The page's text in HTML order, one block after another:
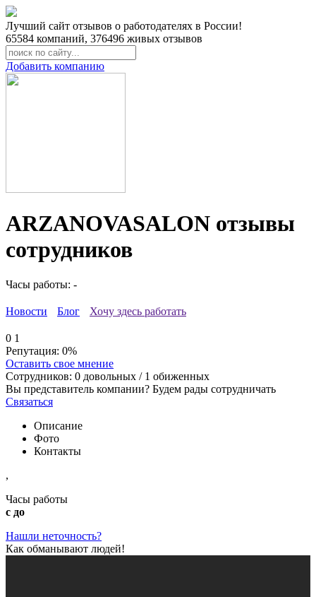
Лучший сайт отзывов о работодателях в России!
65584 компаний, 376496 живых отзывов
Добавить компанию
ARZANOVASALON отзывы
сотрудников
Часы работы: -
Новости Блог Хочу здесь работать
0 1
Репутация: 0%
Оставить свое мнение
Сотрудников: 0 довольных / 1 обиженных
Вы представитель компании? Будем рады сотрудничать
Связаться
Описание
Фото
Контакты
,
Часы работы
с до
Нашли неточность?
Как обманывают людей!